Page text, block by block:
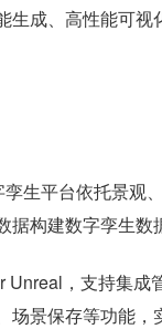
成、高性能可视
生平台依托景观
构建数字孪生数
Unreal，支持集
景保存等功能，